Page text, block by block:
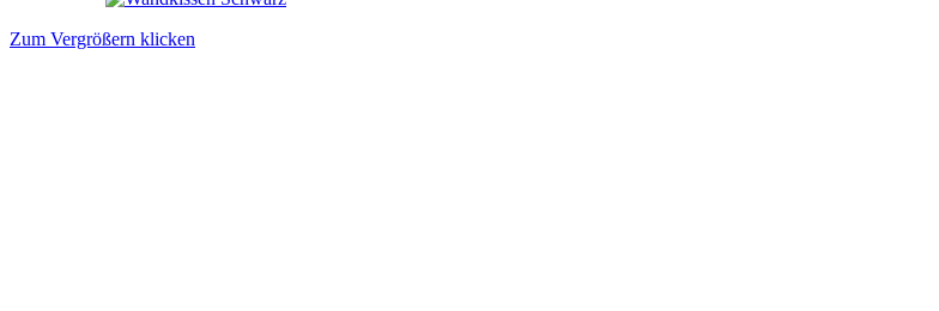
Zum Vergrößern klicken